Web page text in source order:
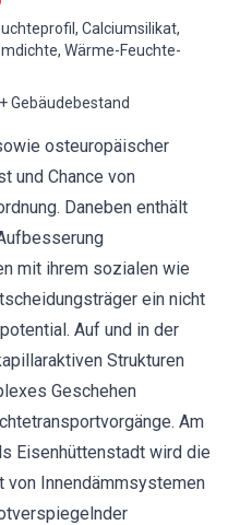
Calciumsilikat,
Wärme-Feuchte-
Gebäudebestand
osteuropäischer
und Chance von
Daneben enthält
mit ihrem sozialen wie
ein nicht
Auf und in der
Strukturen
Geschehen
Am
Eisenhüttenstadt wird die
von Innendämmsystemen